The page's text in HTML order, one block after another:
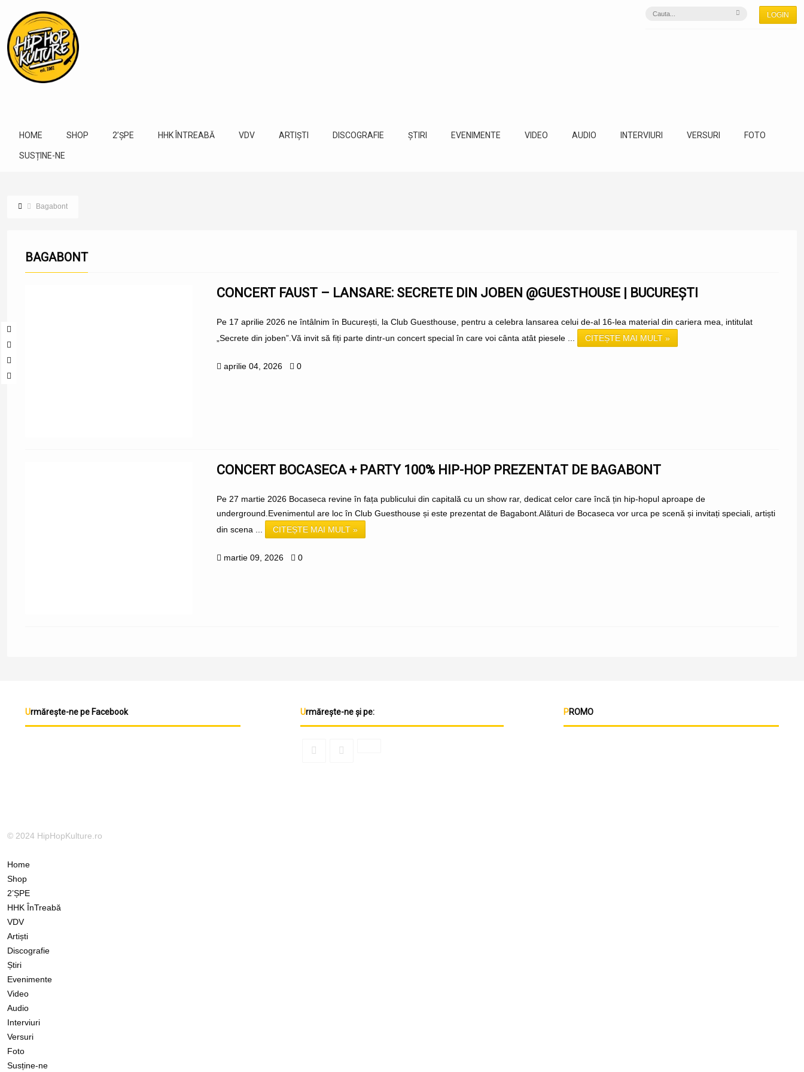
LOGIN
HOME SHOP 2’ȘPE HHK ÎNTREABĂ VDV ARTIȘTI DISCOGRAFIE ȘTIRI EVENIMENTE VIDEO AUDIO INTERVIURI VERSURI FOTO
SUSȚINE-NE
Bagabont
BAGABONT
CONCERT FAUST – LANSARE: SECRETE DIN JOBEN @GUESTHOUSE | BUCUREȘTI
Pe 17 aprilie 2026 ne întâlnim în București, la Club Guesthouse, pentru a celebra lansarea celui de-al 16-lea material din cariera mea, intitulat
„Secrete din joben”.Vă invit să fiți parte dintr-un concert special în care voi cânta atât piesele ...
CITEȘTE MAI MULT »
aprilie 04, 2026 0
CONCERT BOCASECA + PARTY 100% HIP-HOP PREZENTAT DE BAGABONT
Pe 27 martie 2026 Bocaseca revine în fața publicului din capitală cu un show rar, dedicat celor care încă țin hip-hopul aproape de
underground.Evenimentul are loc în Club Guesthouse și este prezentat de Bagabont.Alături de Bocaseca vor urca pe scenă și invitați speciali, artiști
din scena ...
CITEȘTE MAI MULT »
martie 09, 2026 0
Urmărește-ne pe Facebook Urmărește-ne și pe: PROMO
© 2024 HipHopKulture.ro
Home
Shop
2’ȘPE
HHK ÎnTreabă
VDV
Artiști
Discografie
Știri
Evenimente
Video
Audio
Interviuri
Versuri
Foto
Susține-ne